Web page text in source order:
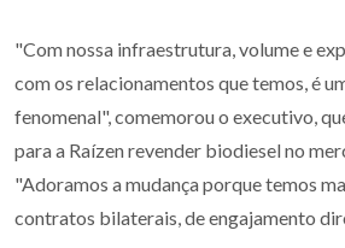
"Com nossa infraestrutura, volume e
com os relacionamentos que temos, é
fenomenal", comemorou o executivo,
para a Raízen revender biodiesel no
"Adoramos a mudança porque temos
contratos bilaterais, de engajamento